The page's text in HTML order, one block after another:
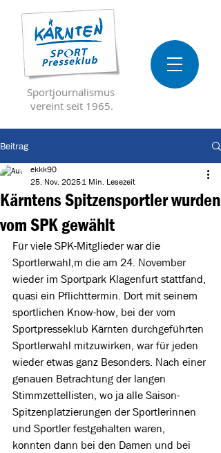
Sportjournalismus
vereint seit 1965.
Beitrag
Kärntens Spitzensportler wurden
vom SPK gewählt
ekkk90
25. Nov. 20251 Min. Lesezeit
Für viele SPK-Mitglieder war die
Sportlerwahl,m die am 24. November
wieder im Sportpark Klagenfurt stattfand,
quasi ein Pflichttermin. Dort mit seinem
sportlichen Know-how, bei der vom
Sportpresseklub Kärnten durchgeführten
Sportlerwahl mitzuwirken, war für jeden
wieder etwas ganz Besonders. Nach einer
genauen Betrachtung der langen
Stimmzettellisten, wo ja alle Saison-
Spitzenplatzierungen der Sportlerinnen
und Sportler festgehalten waren,
konnten dann bei den Damen und bei